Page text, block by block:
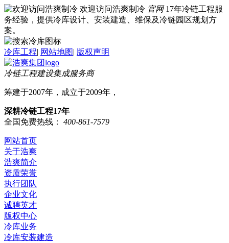
欢迎访问浩爽制冷 官网 17年冷链工程服
务经验，提供冷库设计、安装建造、维保及冷链园区规划方
案。
冷库工程| 网站地图| 版权声明
冷链工程建设集成服务商
筹建于2007年，成立于2009年，
深耕冷链工程17年
全国免费热线：
400-861-7579
网站首页
关于浩爽
浩爽简介
资质荣誉
执行团队
企业文化
诚聘英才
版权中心
冷库业务
冷库安装建造